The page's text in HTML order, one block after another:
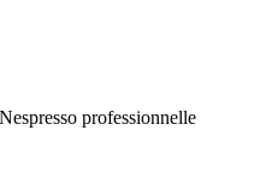
professionnelle